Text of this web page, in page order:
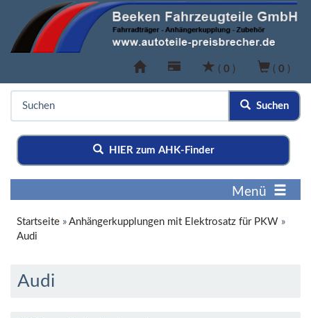
( 0 ) ( 0 )
Suchen
HIER zum AHK-Finder
Menü
Startseite » Anhängerkupplungen mit Elektrosatz für PKW »
Audi
Audi